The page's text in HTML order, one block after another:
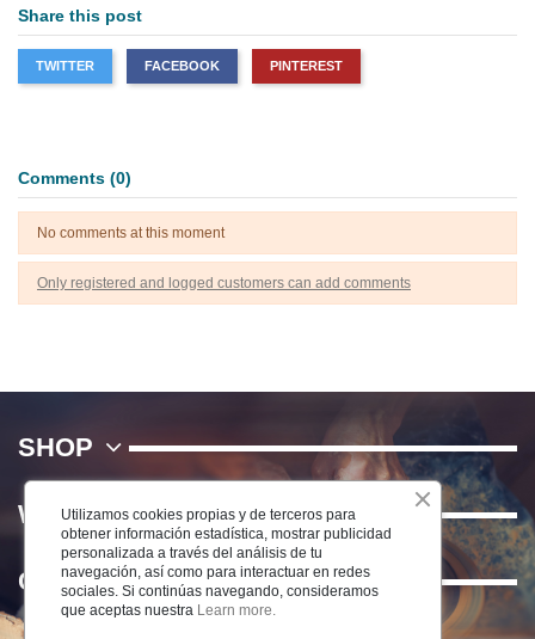
Share this post
TWITTER FACEBOOK PINTEREST
Comments (0)
No comments at this moment
Only registered and logged customers can add comments
SHOP
WE
Contact us
Utilizamos cookies propias y de terceros para
obtener información estadística, mostrar publicidad
personalizada a través del análisis de tu
navegación, así como para interactuar en redes
sociales. Si continúas navegando, consideramos
que aceptas nuestra Learn more.